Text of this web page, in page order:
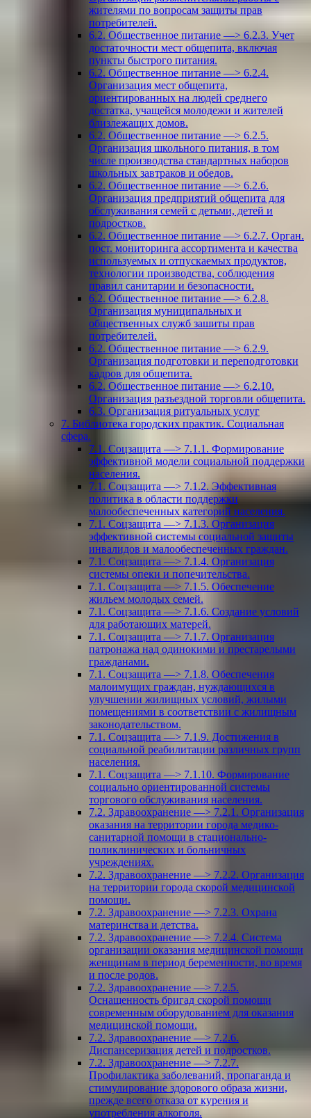
жителями по вопросам защиты прав
потребителей.
6.2. Общественное питание —> 6.2.3. Учет
достаточности мест общепита, включая
пункты быстрого питания.
6.2. Общественное питание —> 6.2.4.
Организация мест общепита,
ориентированных на людей среднего
достатка, учащейся молодежи и жителей
близлежащих домов.
6.2. Общественное питание —> 6.2.5.
Организация школьного питания, в том
числе производства стандартных наборов
школьных завтраков и обедов.
6.2. Общественное питание —> 6.2.6.
Организация предприятий общепита для
обслуживания семей с детьми, детей и
подростков.
6.2. Общественное питание —> 6.2.7. Орган.
пост. мониторинга ассортимента и качества
используемых и отпускаемых продуктов,
технологии производства, соблюдения
правил санитарии и безопасности.
6.2. Общественное питание —> 6.2.8.
Организация муниципальных и
общественных служб зашиты прав
потребителей.
6.2. Общественное питание —> 6.2.9.
Организация подготовки и переподготовки
кадров для общепита.
6.2. Общественное питание —> 6.2.10.
Организация разъездной торговли общепита.
6.3. Организация ритуальных услуг
7. Библиотека городских практик. Социальная
сфера.
7.1. Соцзащита —> 7.1.1. Формирование
эффективной модели социальной поддержки
населения.
7.1. Соцзащита —> 7.1.2. Эффективная
политика в области поддержки
малообеспеченных категорий населения.
7.1. Соцзащита —> 7.1.3. Организация
эффективной системы социальной защиты
инвалидов и малообеспеченных граждан.
7.1. Соцзащита —> 7.1.4. Организация
системы опеки и попечительства.
7.1. Соцзащита —> 7.1.5. Обеспечение
жильем молодых семей.
7.1. Соцзащита —> 7.1.6. Создание условий
для работающих матерей.
7.1. Соцзащита —> 7.1.7. Организация
патронажа над одинокими и престарелыми
гражданами.
7.1. Соцзащита —> 7.1.8. Обеспечения
малоимущих граждан, нуждающихся в
улучшении жилищных условий, жилыми
помещениями в соответствии с жилищным
законодательством.
7.1. Соцзащита —> 7.1.9. Достижения в
социальной реабилитации различных групп
населения.
7.1. Соцзащита —> 7.1.10. Формирование
социально ориентированной системы
торгового обслуживания населения.
7.2. Здравоохранение —> 7.2.1. Организация
оказания на территории города медико-
санитарной помощи в стационально-
поликлинических и больничных
учреждениях.
7.2. Здравоохранение —> 7.2.2. Организация
на территории города скорой медицинской
помощи.
7.2. Здравоохранение —> 7.2.3. Охрана
материнства и детства.
7.2. Здравоохранение —> 7.2.4. Система
организации оказания медицинской помощи
женщинам в период беременности, во время
и после родов.
7.2. Здравоохранение —> 7.2.5.
Оснащенность бригад скорой помощи
современным оборудованием для оказания
медицинской помощи.
7.2. Здравоохранение —> 7.2.6.
Диспансеризация детей и подростков.
7.2. Здравоохранение —> 7.2.7.
Профилактика заболеваний, пропаганда и
стимулирование здорового образа жизни,
прежде всего отказа от курения и
употребления алкоголя.